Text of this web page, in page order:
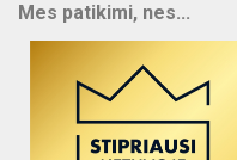
Mes patikimi, nes...